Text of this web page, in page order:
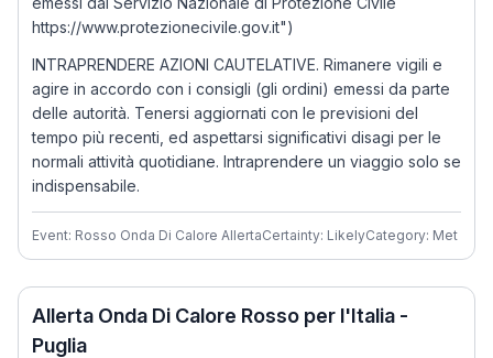
https://www.protezionecivile.gov.it")
INTRAPRENDERE AZIONI CAUTELATIVE. Rimanere vigili e
agire in accordo con i consigli (gli ordini) emessi da parte
delle autorità. Tenersi aggiornati con le previsioni del
tempo più recenti, ed aspettarsi significativi disagi per le
normali attività quotidiane. Intraprendere un viaggio solo se
indispensabile.
Event: Rosso Onda Di Calore AllertaCertainty: LikelyCategory: Met
Allerta Onda Di Calore Rosso per l'Italia -
Puglia